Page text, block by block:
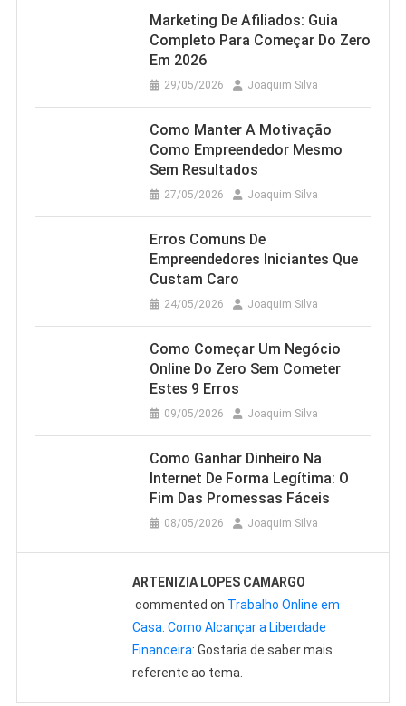
Marketing De Afiliados: Guia
Completo Para Começar Do Zero
Em 2026
29/05/2026 Joaquim Silva
Como Manter A Motivação
Como Empreendedor Mesmo
Sem Resultados
27/05/2026 Joaquim Silva
Erros Comuns De
Empreendedores Iniciantes Que
Custam Caro
24/05/2026 Joaquim Silva
Como Começar Um Negócio
Online Do Zero Sem Cometer
Estes 9 Erros
09/05/2026 Joaquim Silva
Como Ganhar Dinheiro Na
Internet De Forma Legítima: O
Fim Das Promessas Fáceis
08/05/2026 Joaquim Silva
ARTENIZIA LOPES CAMARGO
commented on Trabalho Online em
Casa: Como Alcançar a Liberdade
Financeira: Gostaria de saber mais
referente ao tema.